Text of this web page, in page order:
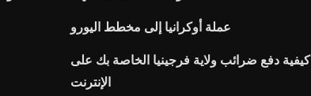
عملة أوكرانيا إلى مخطط اليورو
كيفية دفع ضرائب ولاية فرجينيا الخاصة بك على
الإنترنت